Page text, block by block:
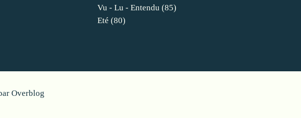
Vu - Lu - Entendu (85)
Eté (80)
Overblog